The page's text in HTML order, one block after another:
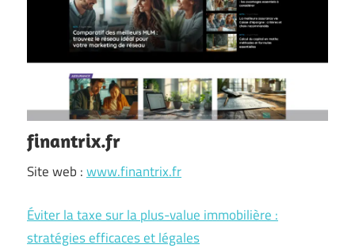
finantrix.fr
Site web :www.finantrix.fr
Éviter la taxe sur la plus-value immobilière :
stratégies efficaces et légales